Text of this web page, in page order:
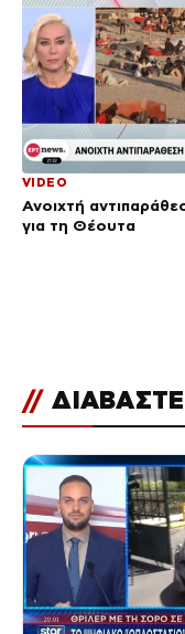
VIDEO
Ανοιχτή
για τη Θέουτα
//